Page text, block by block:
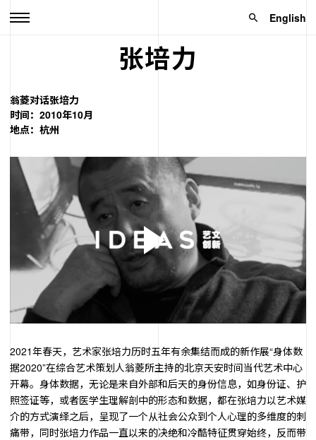
English
张培力
翁菱对话张培力
时间：2010年10月
地点：杭州
2021年春天，艺术家张培力历时五年有余集结而成的新作展“身体数
据2020”在综合艺术策划人翁菱所主持的北京天安时间当代艺术中心
开幕。身体数据，无论是来自外部和后天的身份信息，如身份证、护
照签证等，或者医学生理解剖中的形态和数据，都在张培力以艺术媒
介的方式演绎之后，呈现了一个从社会公众到个人心理的多维度的刺
痛带，同时张培力作品一直以来的决绝和冷酷特征贯穿始终，反而带